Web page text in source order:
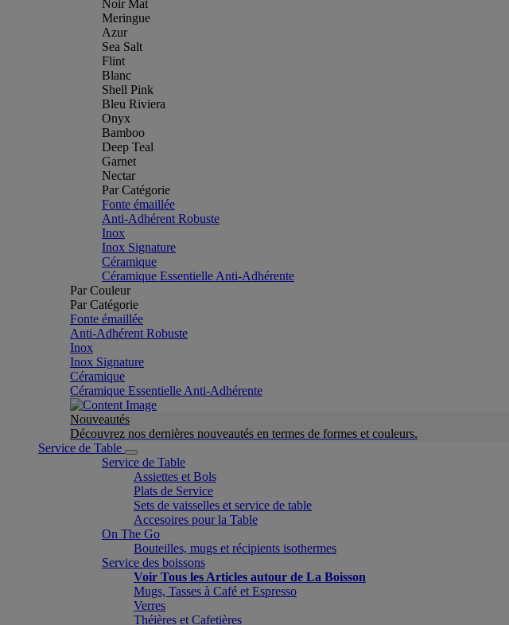
Noir Mat
Meringue
Azur
Sea Salt
Flint
Blanc
Shell Pink
Bleu Riviera
Onyx
Bamboo
Deep Teal
Garnet
Nectar
Par Catégorie
Fonte émaillée
Anti-Adhérent Robuste
Inox
Inox Signature
Céramique
Céramique Essentielle Anti-Adhérente
Par Couleur
Par Catégorie
Fonte émaillée
Anti-Adhérent Robuste
Inox
Inox Signature
Céramique
Céramique Essentielle Anti-Adhérente
Nouveautés
Découvrez nos dernières nouveautés en termes de formes et couleurs.
Service de Table
Service de Table
Assiettes et Bols
Plats de Service
Sets de vaisselles et service de table
Accesoires pour la Table
On The Go
Bouteilles, mugs et récipients isothermes
Service des boissons
Voir Tous les Articles autour de La Boisson
Mugs, Tasses à Café et Espresso
Verres
Théières et Cafetières